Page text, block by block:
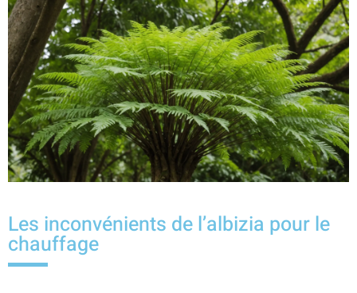
Les inconvénients de l’albizia pour le
chauffage